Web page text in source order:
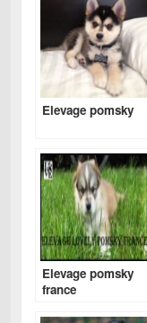
Elevage pomsky
Elevage pomsky
france